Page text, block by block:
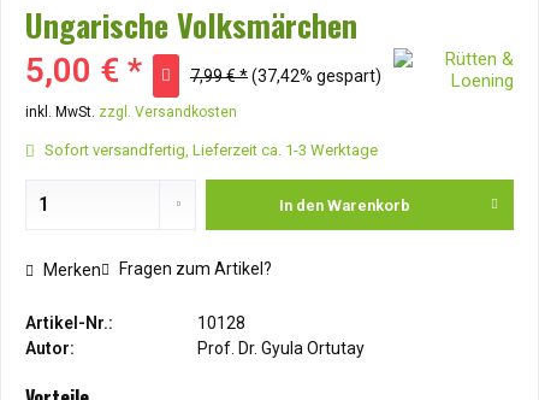
Ungarische Volksmärchen
5,00 € * 7,99 € *(37,42% gespart)
inkl. MwSt. zzgl. Versandkosten
Sofort versandfertig, Lieferzeit ca. 1-3 Werktage
In den Warenkorb
Merken Fragen zum Artikel?
Artikel-Nr.:
10128
Autor:
Prof. Dr. Gyula Ortutay